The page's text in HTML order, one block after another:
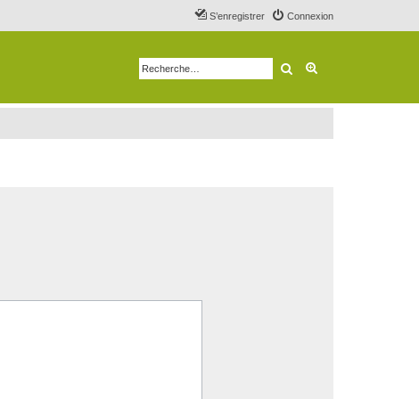
Connexion
S’enregistrer
Rechercher